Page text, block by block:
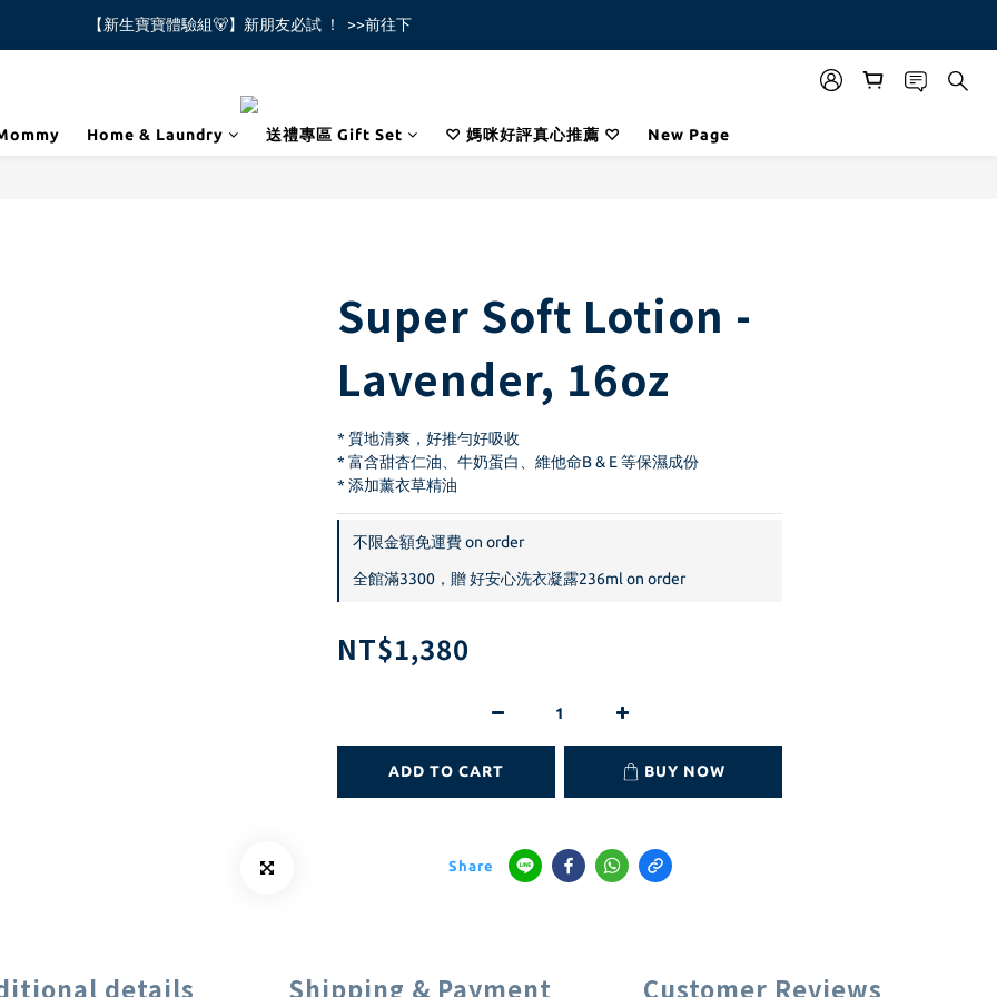
全館不限金額免運費🚚
【新生寶寶體驗組🐻】新朋友必試 ！  >>前往下
Home & Laundry 送禮專區 Gift Set ♡ 媽咪好評真心推薦 ♡ New Page
Super Soft Lotion -
Lavender, 16oz
* 質地清爽，好推勻好吸收
* 富含甜杏仁油、牛奶蛋白、維他命B & E 等保濕成份
* 添加薰衣草精油
不限金額免運費 on order
全館滿3300，贈 好安心洗衣凝露236ml on order
NT$1,380
ADD TO CART BUY NOW
Share
details Shipping & Payment Customer Reviews